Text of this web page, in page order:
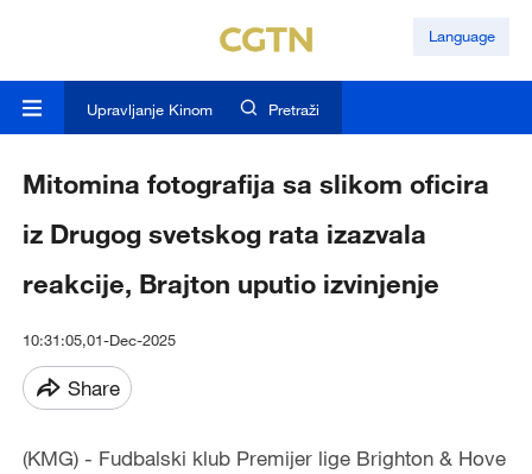
Language
Upravljanje Kinom Pretraži
Mitomina fotografija sa slikom oficira
iz Drugog svetskog rata izazvala
reakcije, Brajton uputio izvinjenje
10:31:05,01-Dec-2025
Share
(KMG) - Fudbalski klub Premijer lige Brighton & Hove